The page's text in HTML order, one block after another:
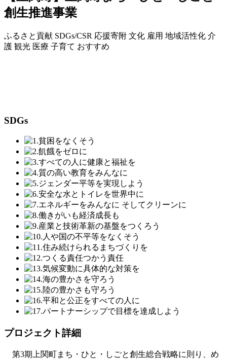
創生推進事業
ふるさと貢献 SDGs/CSR 応援寄附 文化 雇用 地域活性化 介
護 観光 医療 子育て おすすめ
SDGs
プロジェクト詳細
第3期上関町まち・ひと・しごと創生総合戦略に則り、め